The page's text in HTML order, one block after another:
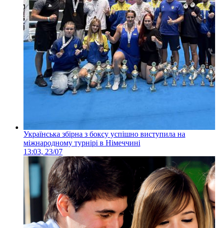
Українська збірна з боксу успішно виступила на
міжнародному турнірі в Німеччині
13:03, 23/07